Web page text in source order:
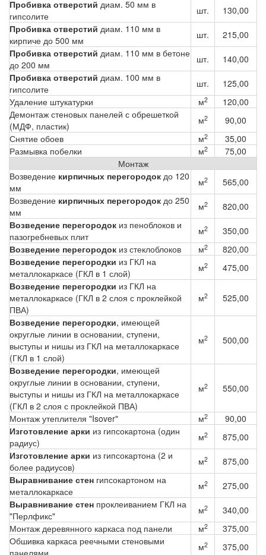
Пробивка отверстий диам. 50 мм в
гипсолите
шт.
130,00
Пробивка отверстий диам. 110 мм в
кирпиче до 500 мм
шт.
215,00
Пробивка отверстий диам. 110 мм в бетоне
до 200 мм
шт.
140,00
Пробивка отверстий диам. 100 мм в
гипсолите
шт.
125,00
Удаление штукатурки
м2
120,00
Демонтаж стеновых панелей с обрешеткой
(МДФ, пластик)
м2
90,00
Снятие обоев
м2
35,00
Размывка побелки
м2
75,00
Монтаж
Возведение кирпичных перегородок до 120
мм
м2
565,00
Возведение кирпичных перегородок до 250
мм
м2
820,00
Возведение перегородок из пеноблоков и
пазогребневых плит
м2
350,00
Возведение перегородок из стеклоблоков м2
820,00
Возведение перегородки из ГКЛ на
металлокаркасе (ГКЛ в 1 слой)
м2
475,00
Возведение перегородки из ГКЛ на
металлокаркасе (ГКЛ в 2 слоя с проклейкой
ПВА)
м2 525,00
Возведение перегородки, имеющей
округлые линии в основании, ступени,
выступы и нишы из ГКЛ на металлокаркасе
(ГКЛ в 1 слой)
м2 500,00
Возведение перегородки, имеющей
округлые линии в основании, ступени,
выступы и нишы из ГКЛ на металлокаркасе
(ГКЛ в 2 слоя с проклейкой ПВА)
м2 550,00
Монтаж утеплителя "Isover" м2
90,00
Изготовление арки из гипсокартона (один
радиус)
м2
875,00
Изготовление арки из гипсокартона (2 и
более радиусов)
м2
875,00
Выравнивание стен гипсокартоном на
металлокаркасе
м2
275,00
Выравнивание стен проклеиванием ГКЛ на
"Перлфикс"
м2
340,00
Монтаж деревянного каркаса под панели
м2
375,00
Обшивка каркаса реечными стеновыми
панелями
м2
375,00